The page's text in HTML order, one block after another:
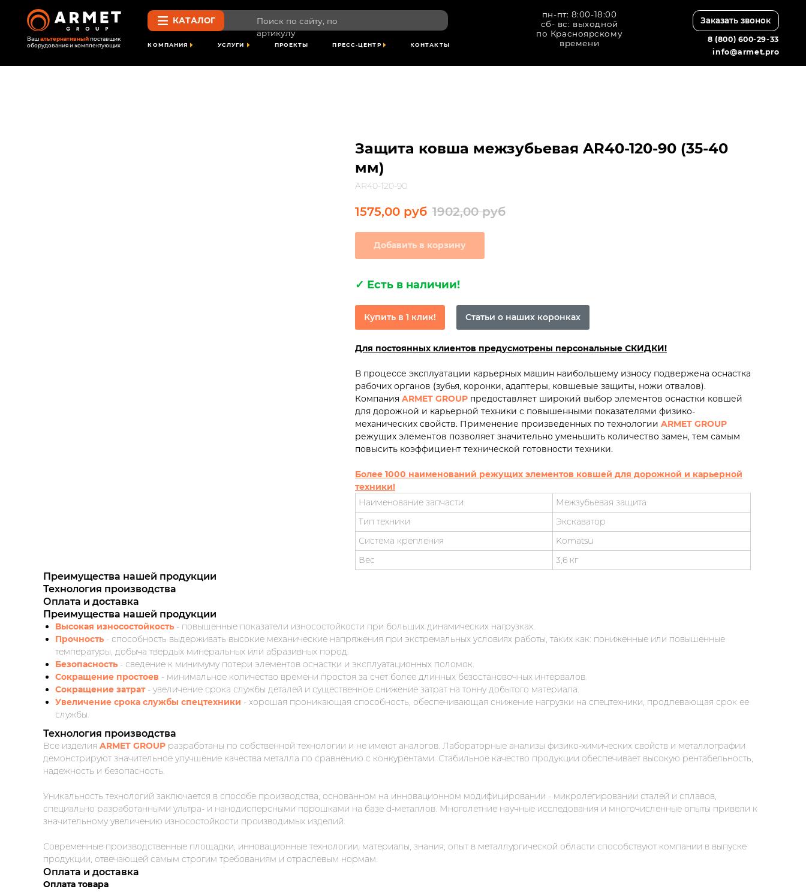
пн-пт: 8:00-18:00
сб- вс: выходной
по Красноярскому
оборудования и комплектующих
Поиск по сайту, по
артикулу
КАТАЛОГ
Защита ковша межзубьевая AR40-120-90 (35-40
мм)
AR40-120-90
1575,00 руб 1902,00 руб
Добавить в корзину
✓ Есть в наличии!
Купить в 1 клик! Статьи о наших коронках
Для постоянных клиентов предусмотрены персональные СКИДКИ!
В процессе эксплуатации карьерных машин наибольшему износу подвержена оснастка
рабочих органов (зубья, коронки, адаптеры, ковшевые защиты, ножи отвалов).
Компания ARMET GROUP предоставляет широкий выбор элементов оснастки ковшей
для дорожной и карьерной техники с повышенными показателями физико-
механических свойств. Применение произведенных по технологии ARMET GROUP
режущих элементов позволяет значительно уменьшить количество замен, тем самым
повысить коэффициент технической готовности техники.
Более 1000 наименований режущих элементов ковшей для дорожной и карьерной
техники!
Наименование запчасти
Межзубьевая защита
Тип техники
Экскаватор
Система крепления
Komatsu
Вес
3,6 кг
Преимущества нашей продукции
Технология производства
Оплата и доставка
Преимущества нашей продукции
Высокая износостойкость - повышенные показатели износостойкости при больших динамических нагрузках.
Прочность - способность выдерживать высокие механические напряжения при экстремальных условиях работы, таких как: пониженные или повышенные
температуры, добыча твердых минеральных или абразивных пород.
Безопасность - сведение к минимуму потери элементов оснастки и эксплуатационных поломок.
Сокращение простоев - минимальное количество времени простоя за счет более длинных безостановочных интервалов.
Сокращение затрат - увеличение срока службы деталей и существенное снижение затрат на тонну добытого материала.
Увеличение срока службы спецтехники - хорошая проникающая способность, обеспечивающая снижение нагрузки на спецтехники, продлевающая срок ее
службы.
Технология производства
Все изделия ARMET GROUP разработаны по собственной технологии и не имеют аналогов. Лабораторные анализы физико-химических свойств и металлографии
демонстрируют значительное улучшение качества металла по сравнению с конкурентами. Стабильное качество продукции обеспечивает высокую рентабельность,
надежность и безопасность.
Уникальность технологий заключается в способе производства, основанном на инновационном модифицировании - микролегировании сталей и сплавов,
специально разработанными ультра- и нанодисперсными порошками на базе d-металлов. Многолетние научные исследования и многочисленные опыты привели к
значительному увеличению износостойкости производимых изделий.
Современные производственные площадки, инновационные технологии, материалы, знания, опыт в металлургической области способствуют компании в выпуске
продукции, отвечающей самым строгим требованиям и отраслевым нормам.
Оплата и доставка
Оплата товара